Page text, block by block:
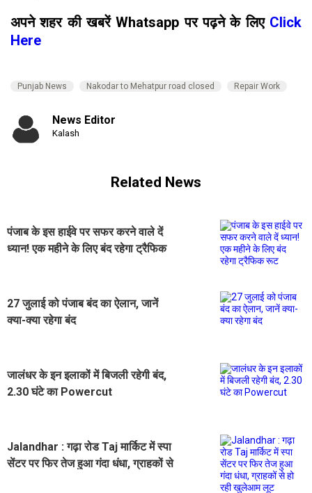
अपने शहर की खबरें Whatsapp पर पढ़ने के लिए Click
Here
Punjab News Nakodar to Mehatpur road closed Repair Work
News Editor
Kalash
Related News
पंजाब के इस हाईवे पर सफर करने वाले दें
ध्यान! एक महीने के लिए बंद रहेगा ट्रैफिक
27 जुलाई को पंजाब बंद का ऐलान, जानें
क्या-क्या रहेगा बंद
जालंधर के इन इलाकों में बिजली रहेगी बंद,
2.30 घंटे का Powercut
Jalandhar : गढ़ा रोड Taj मार्किट में स्पा
सेंटर पर फिर तेज हुआ गंदा धंधा, ग्राहकों से